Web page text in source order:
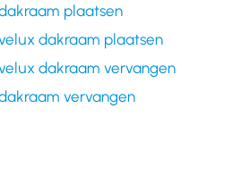
plaatsen
dakraam plaatsen
dakraam vervangen
vervangen